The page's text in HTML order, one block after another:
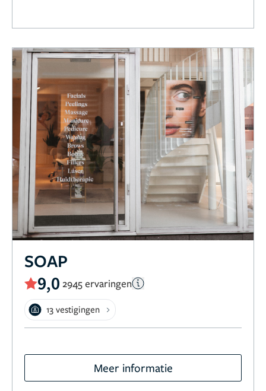
SOAP
9,0 2945 ervaringen
13 vestigingen
Meer informatie